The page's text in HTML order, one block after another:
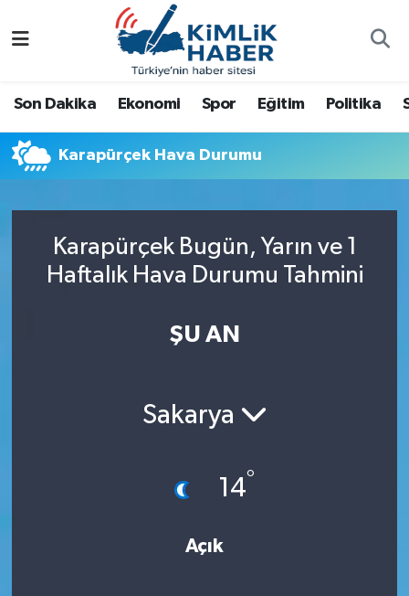
Son Dakika Ekonomi Spor Eğitim Politika
Karapürçek Hava Durumu
Karapürçek Bugün, Yarın ve 1
Haftalık Hava Durumu Tahmini
ŞU AN
Sakarya
14°
Açık
Antalya
Dünya
Eğitim
Nöbetçi Eczaneler
Namaz Vakitleri
Trafik Durumu
Süper Lig Puan Durumu ve Fikstür
Son Dakika Haberleri